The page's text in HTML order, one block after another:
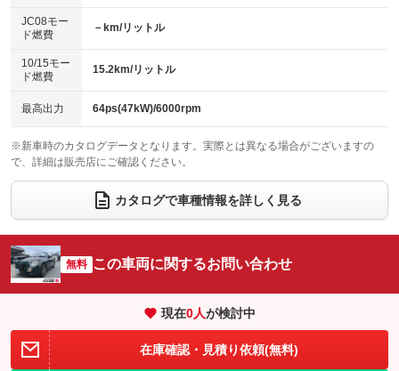
電動格納ミラー
：装備なし
：装備あり
パワーシート
ベンチシート
：装備なし
チップアップシート
：装備なし
：装備なし ：装備あり
ウォークスルー
：装備なし
電動リアゲート フロントカメラ
：装備なし
：装備なし ：装備なし
サイドカメラ
：装備なし ルーフレール
：装備なし
：装備なし
：装備なし
JC08モー
ド燃費
－km/リットル
10/15モー
ド燃費
15.2km/リットル
最高出力 64ps(47kW)/6000rpm
※新車時のカタログデータとなります。実際とは異なる場合がございますの
で、詳細は販売店にご確認ください。
カタログで車種情報を詳しく見る
無料 この車両に関するお問い合わせ
現在0人が検討中
在庫確認・見積り依頼(無料)